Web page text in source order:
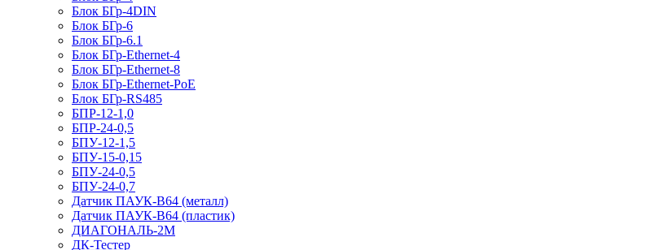
Блок БГр-4DIN
Блок БГр-6
Блок БГр-6.1
Блок БГр-Ethernet-4
Блок БГр-Ethernet-8
Блок БГр-Ethernet-PoE
Блок БГр-RS485
БПР-12-1,0
БПР-24-0,5
БПУ-12-1,5
БПУ-15-0,15
БПУ-24-0,5
БПУ-24-0,7
Датчик ПАУК-В64 (металл)
Датчик ПАУК-В64 (пластик)
ДИАГОНАЛЬ-2М
ДК-Тестер